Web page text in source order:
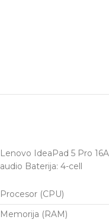
Lenovo IdeaPad 5 Pro
audio Baterija: 4-cell
Procesor (CPU)
Memorija (RAM)